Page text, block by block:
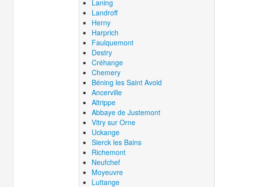
Laning
Landroff
Herny
Harprich
Faulquemont
Destry
Créhange
Chemery
Béning les Saint Avold
Ancerville
Altrippe
Abbaye de Justemont
Vitry sur Orne
Uckange
Sierck les Bains
Richemont
Neufchef
Moyeuvre
Luttange